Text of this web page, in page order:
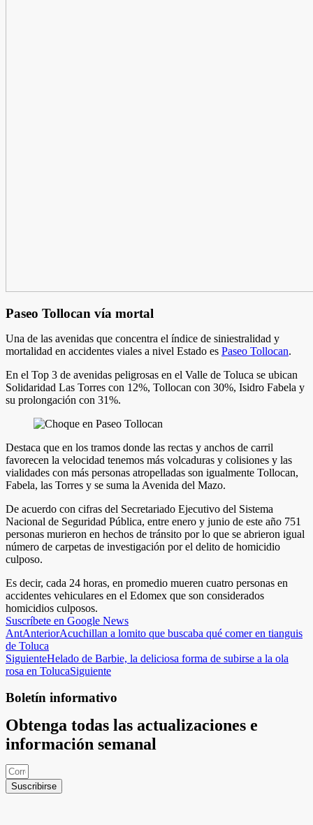
Paseo Tollocan vía mortal
Una de las avenidas que concentra el índice de siniestralidad y
mortalidad en accidentes viales a nivel Estado es Paseo Tollocan.
En el Top 3 de avenidas peligrosas en el Valle de Toluca se ubican
Solidaridad Las Torres con 12%, Tollocan con 30%, Isidro Fabela y
su prolongación con 31%.
Destaca que en los tramos donde las rectas y anchos de carril
favorecen la velocidad tenemos más volcaduras y colisiones y las
vialidades con más personas atropelladas son igualmente Tollocan,
Fabela, las Torres y se suma la Avenida del Mazo.
De acuerdo con cifras del Secretariado Ejecutivo del Sistema
Nacional de Seguridad Pública, entre enero y junio de este año 751
personas murieron en hechos de tránsito por lo que se abrieron igual
número de carpetas de investigación por el delito de homicidio
culposo.
Es decir, cada 24 horas, en promedio mueren cuatro personas en
accidentes vehiculares en el Edomex que son considerados
homicidios culposos.
Suscríbete en Google News
AntAnteriorAcuchillan a lomito que buscaba qué comer en tianguis
de Toluca
SiguienteHelado de Barbie, la deliciosa forma de subirse a la ola
rosa en TolucaSiguiente
Boletín informativo
Obtenga todas las actualizaciones e
información semanal
Suscribirse